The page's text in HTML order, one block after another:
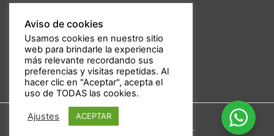
Garantía Daicar
Preguntas frecuentes
Atención al cliente
Aviso legal
Política de privacidad
Derechos de autor ©2025 DAICARMOBEL
Aviso de cookies
Usamos cookies en nuestro sitio
web para brindarle la experiencia
más relevante recordando sus
preferencias y visitas repetidas. Al
hacer clic en "Aceptar", acepta el
uso de TODAS las cookies.
Ajustes ACEPTAR